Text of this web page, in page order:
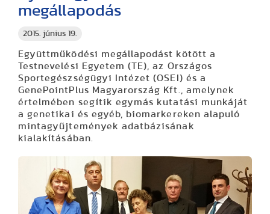
2015. június 19.
megállapodás
Együttműködési megállapodást kötött a
Testnevelési Egyetem (TE), az Országos
Sportegészségügyi Intézet (OSEI) és a
GenePointPlus Magyarország Kft., amelynek
értelmében segítik egymás kutatási munkáját
a genetikai és egyéb, biomarkereken alapuló
mintagyűjtemények adatbázisának
kialakításában.